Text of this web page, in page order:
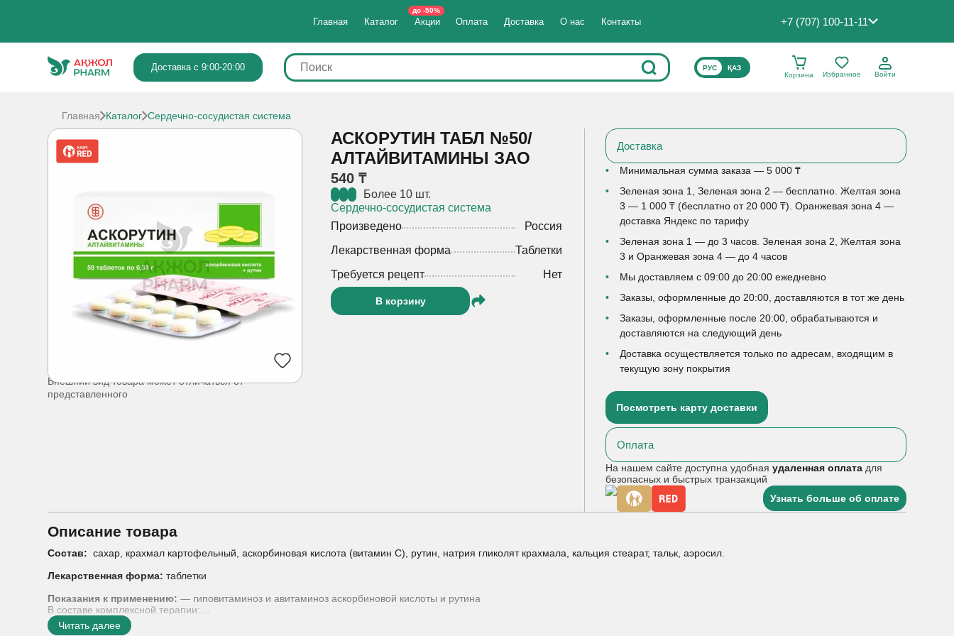
Главная Каталог Акции
до -50%
Оплата Доставка О нас Контакты +7 (707) 100-11-11
Доставка с 9:00-20:00 ВЫБЕРИТЕ ЯЗЫК САЙТА
РУС
ҚАЗ
Корзина
Избранное Войти
Главная Каталог Сердечно-сосудистая система
Внешний вид товара может отличаться от
представленного
АСКОРУТИН ТАБЛ №50/
АЛТАЙВИТАМИНЫ ЗАО
540 ₸
Более 10 шт.
Сердечно-сосудистая система
Произведено
Россия
Лекарственная форма
Таблетки
Требуется рецепт
Нет
В корзину
Доставка
Минимальная сумма заказа — 5 000 ₸
Зеленая зона 1, Зеленая зона 2 — бесплатно. Желтая зона
3 — 1 000 ₸ (бесплатно от 20 000 ₸). Оранжевая зона 4 —
доставка Яндекс по тарифу
Зеленая зона 1 — до 3 часов. Зеленая зона 2, Желтая зона
3 и Оранжевая зона 4 — до 4 часов
Мы доставляем с 09:00 до 20:00 ежедневно
Заказы, оформленные до 20:00, доставляются в тот же день
Заказы, оформленные после 20:00, обрабатываются и
доставляются на следующий день
Доставка осуществляется только по адресам, входящим в
текущую зону покрытия
Посмотреть карту доставки
Оплата
На нашем сайте доступна удобнаяудаленная оплата для
безопасных и быстрых транзакций
Узнать больше об оплате
Описание товара
Состав: сахар, крахмал картофельный, аскорбиновая кислота (витамин С), рутин, натрия гликолят крахмала, кальция стеарат, тальк, аэросил.
Лекарственная форма:таблетки
Показания к применению: — гиповитаминоз и авитаминоз аскорбиновой кислоты и рутина
В составе комплексной терапии:
— варикозное расширение вен с болевым и отечным синдромами
— поверхностный тромбофлебит
Читать далее